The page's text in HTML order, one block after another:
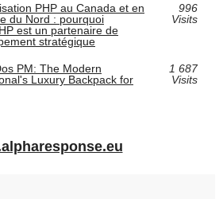
PHP au Canada et en
du Nord : pourquoi
est un partenaire de
stratégique
996
Visits
PM: The Modern
Luxury Backpack for
1 687
Visits